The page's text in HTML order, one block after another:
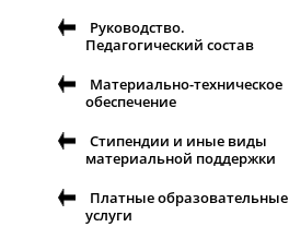
Руководство.
Педагогический состав
Материально-техническое
обеспечение
Стипендии и иные виды
материальной поддержки
Платные образовательные
услуги